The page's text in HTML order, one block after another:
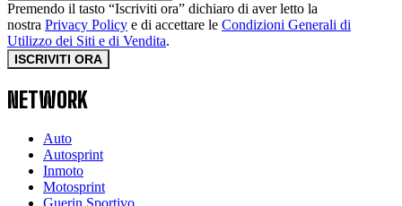
Premendo il tasto “Iscriviti ora” dichiaro di aver letto la
nostra Privacy Policy e di accettare le Condizioni Generali di
Utilizzo dei Siti e di Vendita.
ISCRIVITI ORA
NETWORK
Auto
Autosprint
Inmoto
Motosprint